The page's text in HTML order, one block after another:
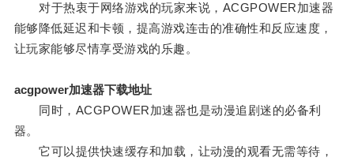
对于热衷于网络游戏的玩家来说，ACGPOWER加速器
能够降低延迟和卡顿，提高游戏连击的准确性和反应速度，
让玩家能够尽情享受游戏的乐趣。
acgpower加速器下载地址
同时，ACGPOWER加速器也是动漫追剧迷的必备利
器。
它可以提供快速缓存和加载，让动漫的观看无需等待，